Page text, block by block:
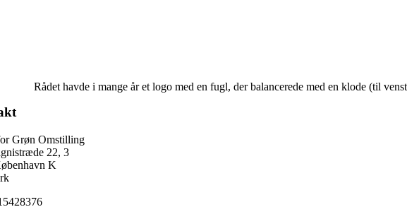
Rådet havde i mange år et logo med en fugl, der balancerede med en klode (til
Grøn Omstilling
22, 3
K